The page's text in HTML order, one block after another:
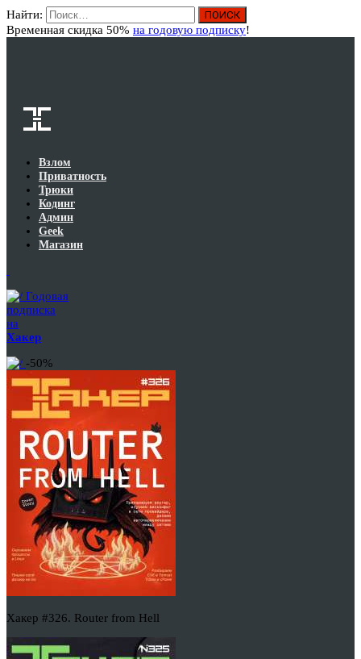
Найти:
Временная скидка 50% на годовую подписку!
Взлом
Приватность
Трюки
Кодинг
Админ
Geek
Магазин
Годовая
подписка
на
Хакер
-50%
Хакер #326. Router from Hell